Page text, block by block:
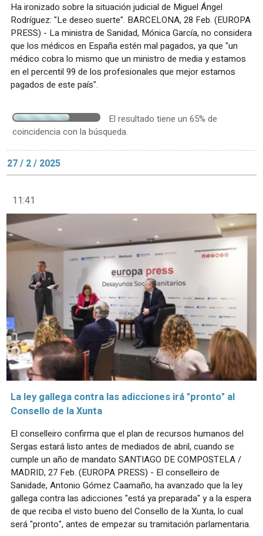
Ha ironizado sobre la situación judicial de Miguel Ángel
Rodríguez: "Le deseo suerte". BARCELONA, 28 Feb. (EUROPA
PRESS) - La ministra de Sanidad, Mónica García, no considera
que los médicos en España estén mal pagados, ya que "un
médico cobra lo mismo que un ministro de media y estamos
en el percentil 99 de los profesionales que mejor estamos
pagados de este país".
El resultado tiene un 65% de
coincidencia con la búsqueda.
27 / 2 / 2025
11:41
La ley gallega contra las adicciones irá "pronto" al
Consello de la Xunta
El conselleiro confirma que el plan de recursos humanos del
Sergas estará listo antes de mediados de abril, cuando se
cumple un año de mandato SANTIAGO DE COMPOSTELA /
MADRID, 27 Feb. (EUROPA PRESS) - El conselleiro de
Sanidade, Antonio Gómez Caamaño, ha avanzado que la ley
gallega contra las adicciones "está ya preparada" y a la espera
de que reciba el visto bueno del Consello de la Xunta, lo cual
será "pronto", antes de empezar su tramitación parlamentaria.